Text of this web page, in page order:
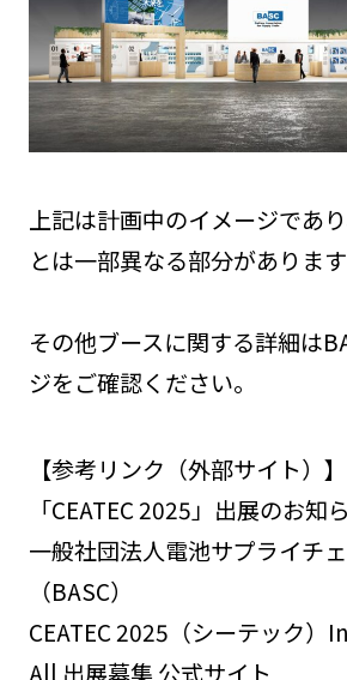
上記は計画中のイメージであ
とは一部異なる部分があります
その他ブースに関する詳細は
ジをご確認ください。
【参考リンク（外部サイト）】
「CEATEC 2025」出展のお知
一般社団法人電池サプライチ
（BASC）
CEATEC 2025（シーテック
All 出展募集 公式サイト